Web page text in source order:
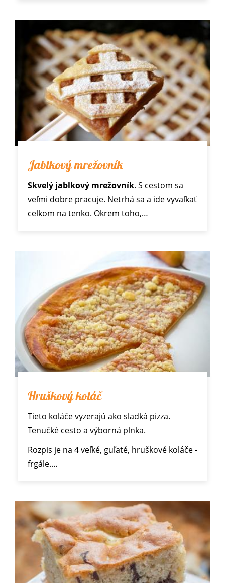
Jablkový mrežovník
Skvelý jablkový mrežovník. S cestom sa
veľmi dobre pracuje. Netrhá sa a ide vyvaľkať
celkom na tenko. Okrem toho,…
Hruškový koláč
Tieto koláče vyzerajú ako sladká pizza.
Tenučké cesto a výborná plnka.
Rozpis je na 4 veľké, guľaté, hruškové koláče -
frgále.…